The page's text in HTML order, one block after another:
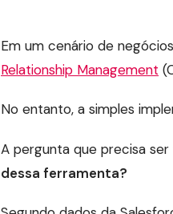
Em um cenário de
Relationship Management
No entanto, a simples
A pergunta que precisa ser
dessa ferramenta?